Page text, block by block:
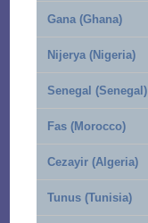
Gana (Ghana)
Nijerya (Nigeria)
Senegal (Senegal)
Fas (Morocco)
Cezayir (Algeria)
Tunus (Tunisia)